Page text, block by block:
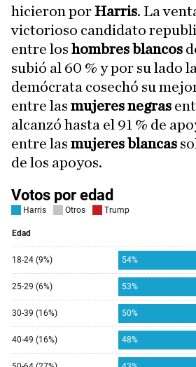
hicieron porHarris. La
victorioso candidato
entre los hombres blancos
subió al 60 % y por su lado
demócrata cosechó su
entre las mujeres negras
alcanzó hasta el 91 % de
entre las mujeres blancas
de los apoyos.